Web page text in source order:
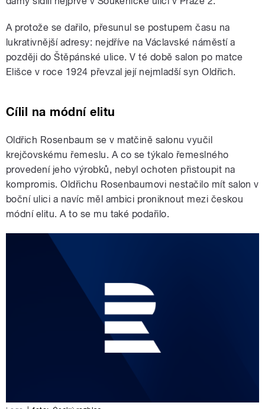
A protože se dařilo, přesunul se postupem času na
lukrativnější adresy: nejdříve na Václavské náměstí a
později do Štěpánské ulice. V té době salon po matce
Elišce v roce 1924 převzal její nejmladší syn Oldřich.
Cílil na módní elitu
Oldřich Rosenbaum se v matčině salonu vyučil
krejčovskému řemeslu. A co se týkalo řemeslného
provedení jeho výrobků, nebyl ochoten přistoupit na
kompromis. Oldřichu Rosenbaumovi nestačilo mít salon v
boční ulici a navíc měl ambici proniknout mezi českou
módní elitu. A to se mu také podařilo.